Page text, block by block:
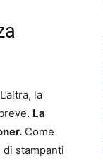
la
La
Come
di stampanti